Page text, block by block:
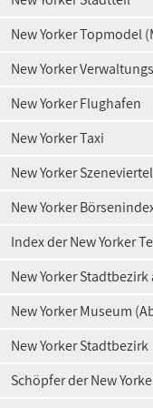
New Yorker Topmodel
New Yorker
New Yorker Flughafen
New Yorker Taxi
New Yorker Szeneviertel
New Yorker
Index der New Yorker
New Yorker
New Yorker Museum
New Yorker Stadtbezirk
Schöpfer der New